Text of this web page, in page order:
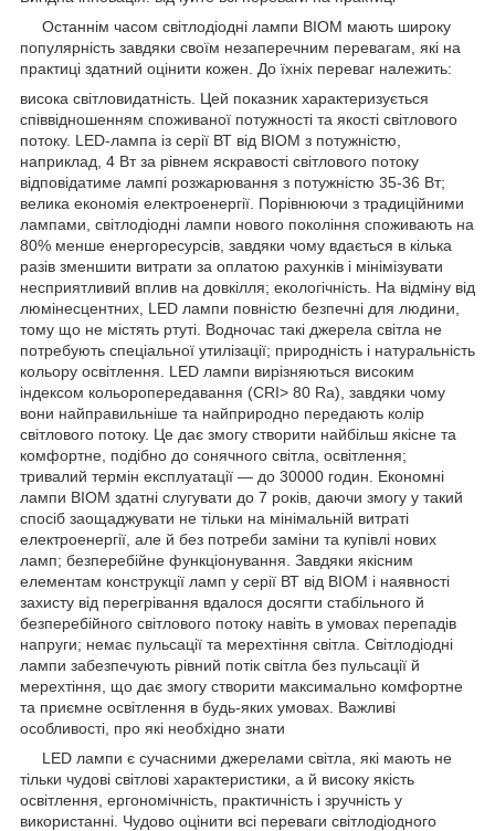
Останнім часом світлодіодні лампи BIOM мають широку
популярність завдяки своїм незаперечним перевагам, які на
практиці здатний оцінити кожен. До їхніх переваг належить:
висока світловидатність. Цей показник характеризується
співвідношенням споживаної потужності та якості світлового
потоку. LED-лампа із серії ВТ від BIOM з потужністю,
наприклад, 4 Вт за рівнем яскравості світлового потоку
відповідатиме лампі розжарювання з потужністю 35-36 Вт;
велика економія електроенергії. Порівнюючи з традиційними
лампами, світлодіодні лампи нового покоління споживають на
80% менше енергоресурсів, завдяки чому вдається в кілька
разів зменшити витрати за оплатою рахунків і мінімізувати
несприятливий вплив на довкілля; екологічність. На відміну від
люмінесцентних, LED лампи повністю безпечні для людини,
тому що не містять ртуті. Водночас такі джерела світла не
потребують спеціальної утилізації; природність і натуральність
кольору освітлення. LED лампи вирізняються високим
індексом кольоропередавання (CRI> 80 Ra), завдяки чому
вони найправильніше та найприродно передають колір
світлового потоку. Це дає змогу створити найбільш якісне та
комфортне, подібно до сонячного світла, освітлення;
тривалий термін експлуатації — до 30000 годин. Економні
лампи BIOM здатні слугувати до 7 років, даючи змогу у такий
спосіб заощаджувати не тільки на мінімальній витраті
електроенергії, але й без потреби заміни та купівлі нових
ламп; безперебійне функціонування. Завдяки якісним
елементам конструкції ламп у серії ВТ від BIOM і наявності
захисту від перегрівання вдалося досягти стабільного й
безперебійного світлового потоку навіть в умовах перепадів
напруги; немає пульсації та мерехтіння світла. Світлодіодні
лампи забезпечують рівний потік світла без пульсації й
мерехтіння, що дає змогу створити максимально комфортне
та приємне освітлення в будь-яких умовах. Важливі
особливості, про які необхідно знати
LED лампи є сучасними джерелами світла, які мають не
тільки чудові світлові характеристики, а й високу якість
освітлення, ергономічність, практичність і зручність у
використанні. Чудово оцінити всі переваги світлодіодного